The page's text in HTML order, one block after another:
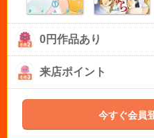
0円作品あり
来店ポイント
今すぐ会員